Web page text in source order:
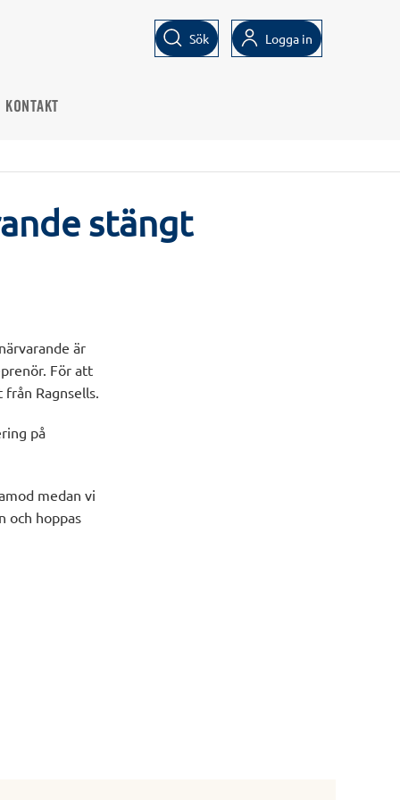
Sök Logga in
KONTAKT
stängt
är
För att
Ragnsells.
på
medan vi
och hoppas